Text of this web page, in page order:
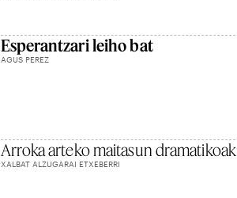
Esperantzari leiho bat
AGUS PEREZ
Arroka arteko maitasun dramatikoak
XALBAT ALZUGARAI ETXEBERRI